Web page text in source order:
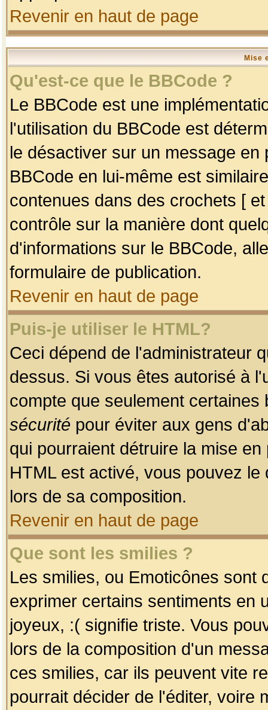
Revenir en haut de page
Mise
Qu'est-ce que le BBCode ?
Le BBCode est une
l'utilisation du BBCode est
le désactiver sur un message
BBCode en lui-même est
contenues dans des crochets [
contrôle sur la manière dont
d'informations sur le BBCode,
formulaire de publication.
Revenir en haut de page
Puis-je utiliser le HTML?
Ceci dépend de l'administrateur
dessus. Si vous êtes autorisé à
compte que seulement
sécurité pour éviter aux gens
qui pourraient détruire la mise
HTML est activé, vous pouvez
lors de sa composition.
Revenir en haut de page
Que sont les smilies ?
Les smilies, ou Emoticônes sont
exprimer certains sentiments en
joyeux, :( signifie triste. Vous
lors de la composition d'un
ces smilies, car ils peuvent vite
pourrait décider de l'éditer, voire